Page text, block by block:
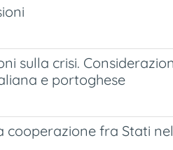
sulla crisi.
e portoghese
cooperazione fra Stati